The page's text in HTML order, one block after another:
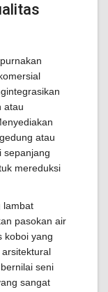
atau
atau
sepanjang
mereduksi
lambat
pasokan air
koboi yang
seni
sangat